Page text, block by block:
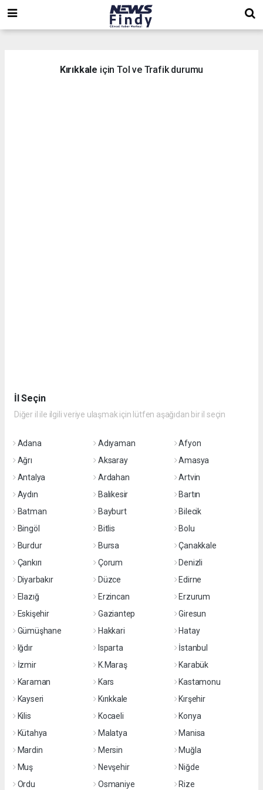
Kırıkkale için Tol ve Trafik durumu
İl Seçin
Diğer il ile ilgili veriye ulaşmak için lütfen aşağıdan bir il seçin
Adana Adıyaman
Afyon
Ağrı
Aksaray
Amasya
Antalya
Ardahan
Artvin
Aydın
Balıkesir
Bartın
Batman
Bayburt
Bilecik
Bingöl
Bitlis
Bolu
Burdur
Bursa
Çanakkale
Çankırı
Çorum
Denizli
Diyarbakır
Düzce
Edirne
Elazığ
Erzincan
Erzurum
Eskişehir
Gaziantep
Giresun
Gümüşhane
Hakkari
Hatay
Iğdır
Isparta
İstanbul
İzmir
K.Maraş
Karabük
Karaman
Kars
Kastamonu
Kayseri
Kırıkkale
Kırşehir
Kilis
Kocaeli
Konya
Kütahya
Malatya
Manisa
Mardin
Mersin
Muğla
Muş
Nevşehir
Niğde
Ordu
Osmaniye Rize